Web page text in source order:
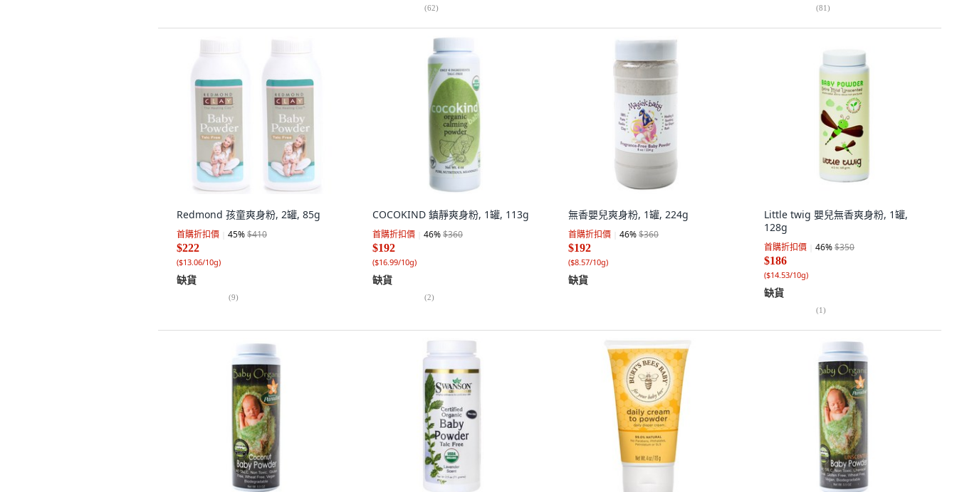
(62) (81)
Redmond 孩童爽身粉, 2罐, 85g
首購折扣價 45%$410
$222
($13.06/10g)
缺貨
(9)
COCOKIND 鎮靜爽身粉, 1罐, 113g
首購折扣價 46%$360
$192
($16.99/10g)
缺貨
(2)
無香嬰兒爽身粉, 1罐, 224g
首購折扣價 46%$360
$192
($8.57/10g)
缺貨
Little twig 嬰兒無香爽身粉, 1罐,
128g
首購折扣價 46%$350
$186
($14.53/10g)
缺貨
(1)